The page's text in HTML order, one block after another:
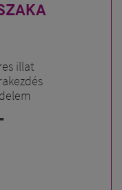
illat